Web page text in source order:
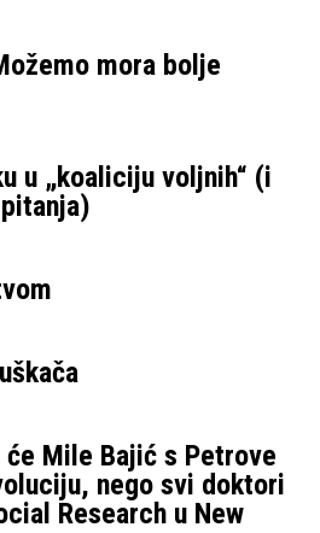
mora bolje
u „koaliciju voljnih“ (i
Mile Bajić s Petrove
nego svi doktori
Research u New